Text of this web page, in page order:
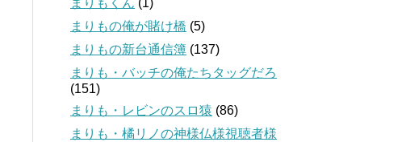
まりもくん (1)
まりもの俺が賭け橋 (5)
まりもの新台通信簿 (137)
まりも・バッチの俺たちタッグだろ
(151)
まりも・レビンのスロ猿 (86)
まりも・橘リノの神様仏様視聴者様